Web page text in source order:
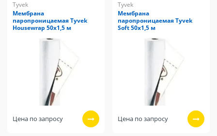
Tyvek
Мембрана
паропроницаемая Tyvek
Housewrap 50х1,5 м
Цена по запросу
Tyvek
Мембрана
паропроницаемая Tyvek
Soft 50х1,5 м
Цена по запросу